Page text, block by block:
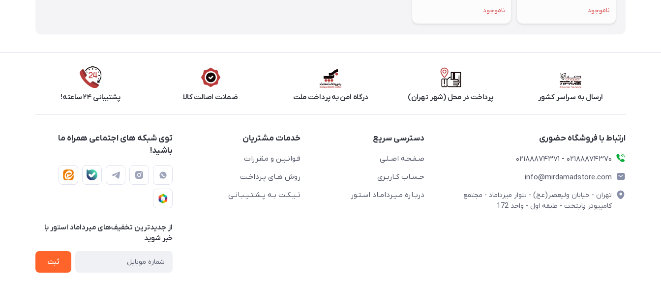
ناموجود
ناموجود
ارسال به سراسر کشور پرداخت در محل (شهر تهران) درگاه امن به پرداخت ملت ضمانت اصالت کالا پشتیبانی ۲۴ ساعته!
ارتباط با فروشگاه حضوری
02188874370 - 02188874371
info@mirdamadstore.com
تهران - خیابان ولیعصر(عج) - بلوار میرداماد - مجتمع
کامپیوتر پایتخت - طبقه اول - واحد 172
دسترسی سریع
صـفـحـه اصـلـی
حـسـاب کـاربـری
دربـاره مـیـردامـاد اسـتـور
خدمات مشتریان
قـوانـیـن و مـقـررات
روش هـای پـرداخـت
تـیـکـت بـه پـشـتـیـبـانـی
توی شبکه های اجتماعی همراه ما
باشید!
از جدید‌ترین تخفیف‌های میرداماد استور با‌
خبر شوید
ثبت